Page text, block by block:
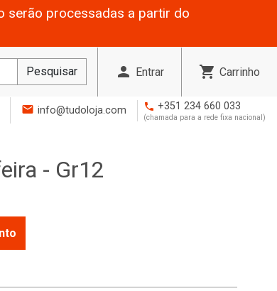
serão processadas a partir do
Pesquisar person Entrar shopping_cart Carrinho
mail info@tudoloja.com phone +351 234 660 033
(chamada para a rede fixa nacional)
- Gr12